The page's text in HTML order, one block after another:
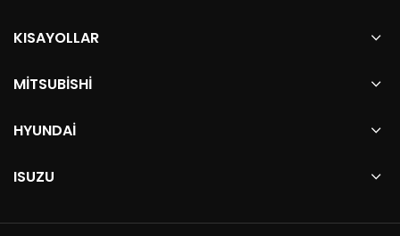
KISAYOLLAR
MITSUBISHI
HYUNDAI
ISUZU